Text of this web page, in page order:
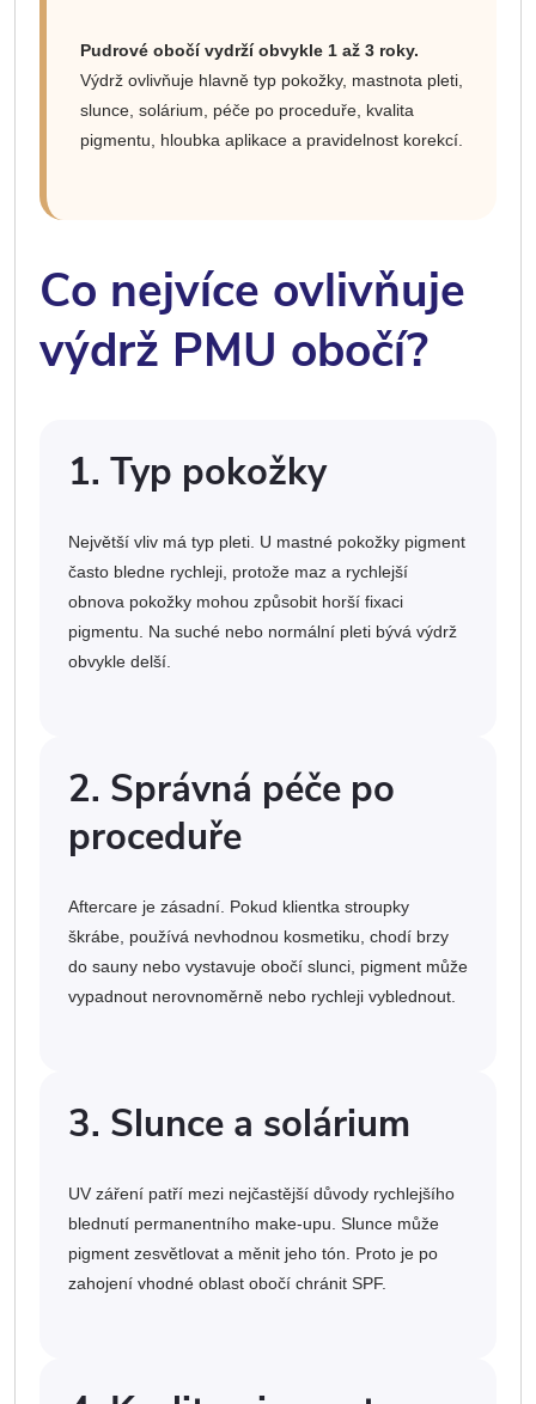
Pudrové obočí vydrží obvykle 1 až 3 roky.
Výdrž ovlivňuje hlavně typ pokožky, mastnota pleti,
slunce, solárium, péče po proceduře, kvalita
pigmentu, hloubka aplikace a pravidelnost korekcí.
Co nejvíce ovlivňuje
výdrž PMU obočí?
1. Typ pokožky
Největší vliv má typ pleti. U mastné pokožky pigment
často bledne rychleji, protože maz a rychlejší
obnova pokožky mohou způsobit horší fixaci
pigmentu. Na suché nebo normální pleti bývá výdrž
obvykle delší.
2. Správná péče po
proceduře
Aftercare je zásadní. Pokud klientka stroupky
škrábe, používá nevhodnou kosmetiku, chodí brzy
do sauny nebo vystavuje obočí slunci, pigment může
vypadnout nerovnoměrně nebo rychleji vyblednout.
3. Slunce a solárium
UV záření patří mezi nejčastější důvody rychlejšího
blednutí permanentního make-upu. Slunce může
pigment zesvětlovat a měnit jeho tón. Proto je po
zahojení vhodné oblast obočí chránit SPF.